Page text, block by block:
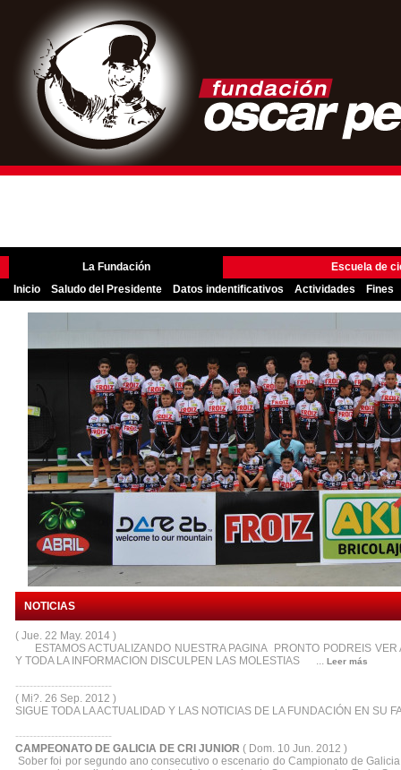
La Fundación
Escuela de
Inicio
Saludo del Presidente Datos indentificativos Actividades Fines
NOTICIAS
( Jue. 22 May. 2014 )
ESTAMOS ACTUALIZANDO NUESTRA PAGINA PRONTO PODREIS VER
Y TODA LA INFORMACION DISCULPEN LAS MOLESTIAS ... Leer más
---------------------------
( Mi?. 26 Sep. 2012 )
SIGUE TODA LA ACTUALIDAD Y LAS NOTICIAS DE LA FUNDACIÓN EN SU
---------------------------
CAMPEONATO DE GALICIA DE CRI JUNIOR ( Dom. 10 Jun. 2012 )
Sober foi por segundo ano consecutivo o escenario do Campionato de